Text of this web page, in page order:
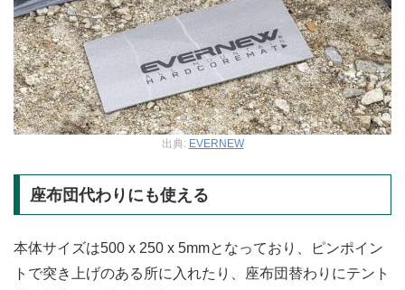
出典: EVERNEW
座布団代わりにも使える
本体サイズは500 x 250 x 5mmとなっており、ピンポイン
トで突き上げのある所に入れたり、座布団替わりにテント